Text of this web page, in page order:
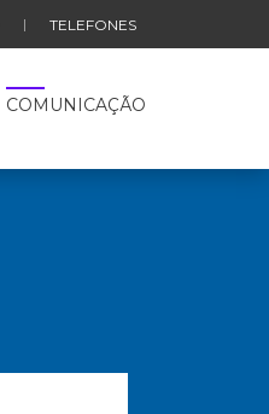
TELEFONES
COMUNICAÇÃO